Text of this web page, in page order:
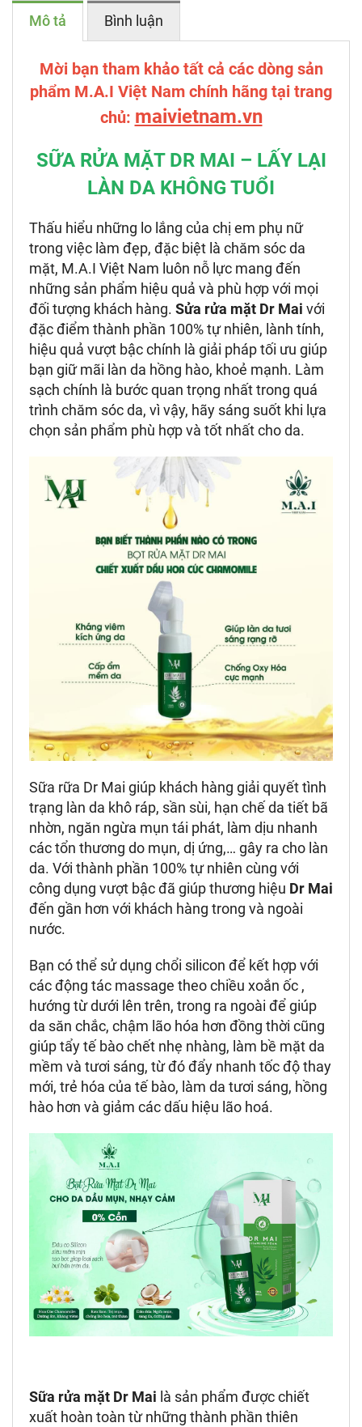
Mô tả Bình luận
Mời bạn tham khảo tất cả các dòng sản
phẩm M.A.I Việt Nam chính hãng tại trang
chủ: maivietnam.vn
SỮA RỬA MẶT DR MAI – LẤY LẠI
LÀN DA KHÔNG TUỔI
Thấu hiểu những lo lắng của chị em phụ nữ
trong việc làm đẹp, đặc biệt là chăm sóc da
mặt, M.A.I Việt Nam luôn nỗ lực mang đến
những sản phẩm hiệu quả và phù hợp với mọi
đối tượng khách hàng. Sửa rửa mặt Dr Mai với
đặc điểm thành phần 100% tự nhiên, lành tính,
hiệu quả vượt bậc chính là giải pháp tối ưu giúp
bạn giữ mãi làn da hồng hào, khoẻ mạnh. Làm
sạch chính là bước quan trọng nhất trong quá
trình chăm sóc da, vì vậy, hãy sáng suốt khi lựa
chọn sản phẩm phù hợp và tốt nhất cho da.
Sữa rữa Dr Mai giúp khách hàng giải quyết tình
trạng làn da khô ráp, sần sùi, hạn chế da tiết bã
nhờn, ngăn ngừa mụn tái phát, làm dịu nhanh
các tổn thương do mụn, dị ứng,… gây ra cho làn
da. Với thành phần 100% tự nhiên cùng với
công dụng vượt bậc đã giúp thương hiệu Dr Mai
đến gần hơn với khách hàng trong và ngoài
nước.
Bạn có thể sử dụng chổi silicon để kết hợp với
các động tác massage theo chiều xoắn ốc ,
hướng từ dưới lên trên, trong ra ngoài để giúp
da săn chắc, chậm lão hóa hơn đồng thời cũng
giúp tẩy tế bào chết nhẹ nhàng, làm bề mặt da
mềm và tươi sáng, từ đó đẩy nhanh tốc độ thay
mới, trẻ hóa của tế bào, làm da tươi sáng, hồng
hào hơn và giảm các dấu hiệu lão hoá.
Sữa rửa mặt Dr Mai là sản phẩm được chiết
xuất hoàn toàn từ những thành phần thiên